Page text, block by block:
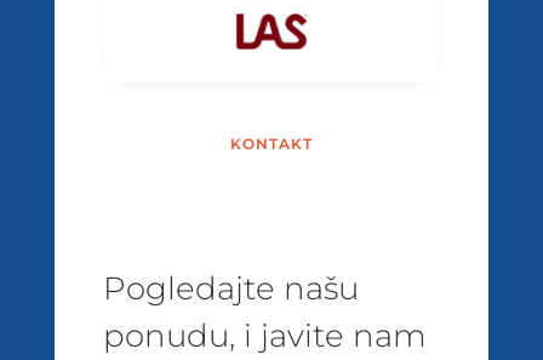
KONTAKT
Pogledajte našu
ponudu, i javite nam